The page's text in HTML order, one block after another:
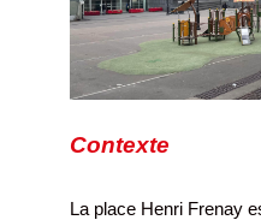
Contexte
La place Henri Frenay